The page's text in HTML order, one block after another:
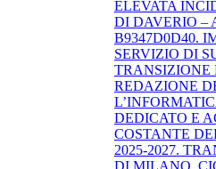
ELEVATA
DI DAVERIO –
B9347D0D40.
SERVIZIO DI
TRANSIZIONE
REDAZIONE
DEDICATO E
COSTANTE
2025-2027.
DI MILANO.